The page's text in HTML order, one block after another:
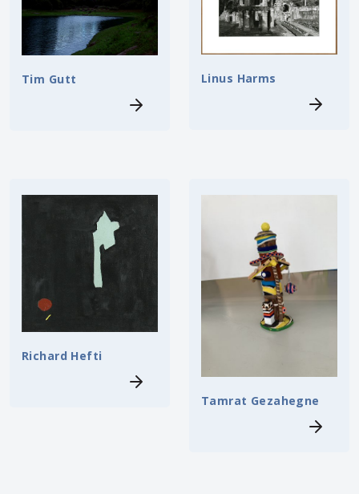
Tim Gutt Linus Harms
Richard Hefti
Tamrat Gezahegne